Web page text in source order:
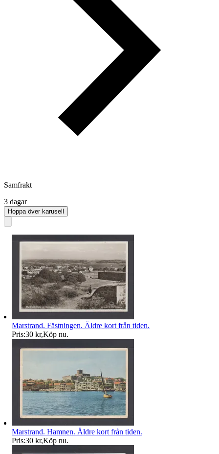
Samfrakt
3 dagar
Hoppa över karusell
Marstrand. Fästningen. Äldre kort från tiden.
Pris:30 kr,Köp nu.
Marstrand. Hamnen. Äldre kort från tiden.
Pris:30 kr,Köp nu.